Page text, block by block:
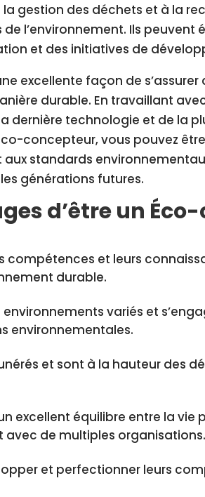
gestion des déchets et à la
l’environnement. Ils peuvent
et des initiatives de
excellente façon de s’assurer
durable. En travaillant
dernière technologie et de la
concepteur, vous pouvez
standards
générations futures.
d’être un
compétences et leurs
durable.
variés et
environnementales.
et sont à la hauteur des
excellent équilibre entre la vie
de multiples organisations.
et perfectionner leurs